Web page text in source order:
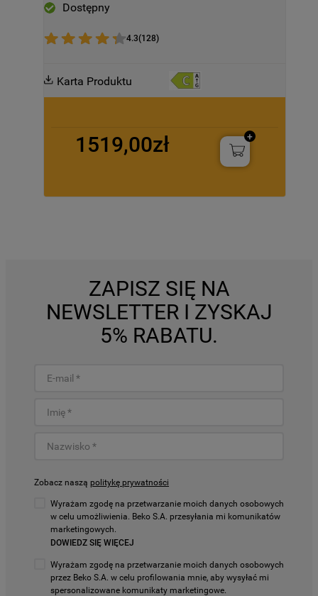
Dostępny
4.3(128)
Karta Produktu
1519,00zł
ZAPISZ SIĘ NA
NEWSLETTER I ZYSKAJ
5% RABATU.
Zobacz naszą politykę prywatności
Wyrażam zgodę na przetwarzanie moich danych osobowych
w celu umożliwienia. Beko S.A. przesyłania mi komunikatów
marketingowych.
DOWIEDZ SIĘ WIĘCEJ
Wyrażam zgodę na przetwarzanie moich danych osobowych
przez Beko S.A. w celu profilowania mnie, aby wysyłać mi
spersonalizowane komunikaty marketingowe.